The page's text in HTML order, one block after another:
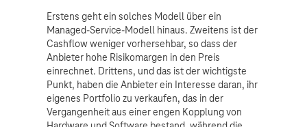
Erstens geht ein solches Modell über ein
Managed-Service-Modell hinaus. Zweitens ist der
Cashflow weniger vorhersehbar, so dass der
Anbieter hohe Risikomargen in den Preis
einrechnet. Drittens, und das ist der wichtigste
Punkt, haben die Anbieter ein Interesse daran, ihr
eigenes Portfolio zu verkaufen, das in der
Vergangenheit aus einer engen Kopplung von